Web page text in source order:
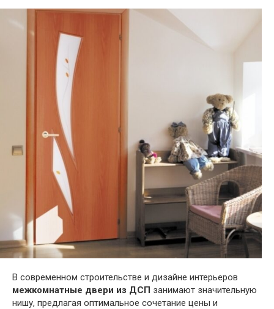
В современном строительстве и дизайне интерьеров
межкомнатные двери из ДСП занимают значительную
нишу, предлагая оптимальное сочетание цены и